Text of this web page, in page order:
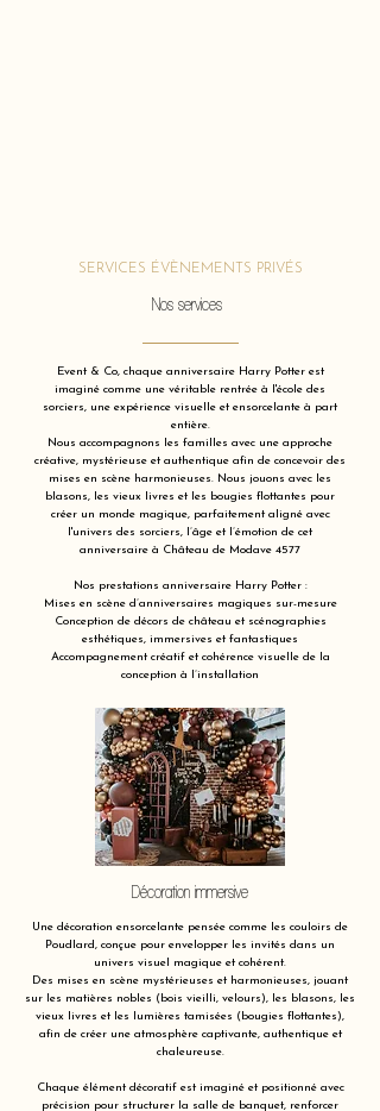
SERVICES ÉVÈNEMENTS PRIVÉS
Nos services
Event & Co, chaque anniversaire Harry Potter est
imaginé comme une véritable rentrée à l'école des
sorciers, une expérience visuelle et ensorcelante à part
entière.
Nous accompagnons les familles avec une approche
créative, mystérieuse et authentique afin de concevoir des
mises en scène harmonieuses. Nous jouons avec les
blasons, les vieux livres et les bougies flottantes pour
créer un monde magique, parfaitement aligné avec
l'univers des sorciers, l’âge et l’émotion de cet
anniversaire à Château de Modave 4577
Nos prestations anniversaire Harry Potter :
Mises en scène d’anniversaires magiques sur-mesure
Conception de décors de château et scénographies
esthétiques, immersives et fantastiques
Accompagnement créatif et cohérence visuelle de la
conception à l’installation
Décoration immersive
Une décoration ensorcelante pensée comme les couloirs de
Poudlard, conçue pour envelopper les invités dans un
univers visuel magique et cohérent.
Des mises en scène mystérieuses et harmonieuses, jouant
sur les matières nobles (bois vieilli, velours), les blasons, les
vieux livres et les lumières tamisées (bougies flottantes),
afin de créer une atmosphère captivante, authentique et
chaleureuse.
Chaque élément décoratif est imaginé et positionné avec
précision pour structurer la salle de banquet, renforcer